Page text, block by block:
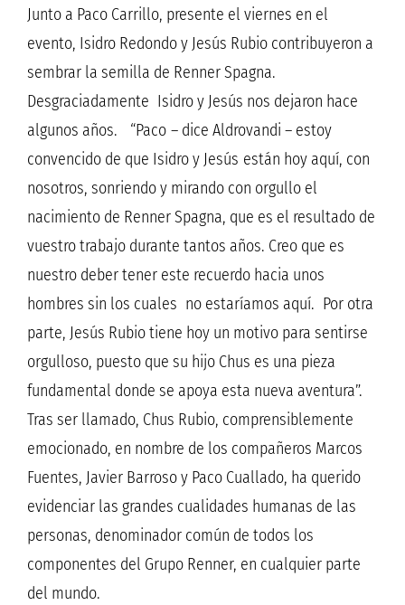
Junto a Paco Carrillo, presente el viernes en el
evento, Isidro Redondo y Jesús Rubio contribuyeron a
sembrar la semilla de Renner Spagna.
Desgraciadamente Isidro y Jesús nos dejaron hace
algunos años. “Paco – dice Aldrovandi – estoy
convencido de que Isidro y Jesús están hoy aquí, con
nosotros, sonriendo y mirando con orgullo el
nacimiento de Renner Spagna, que es el resultado de
vuestro trabajo durante tantos años. Creo que es
nuestro deber tener este recuerdo hacia unos
hombres sin los cuales no estaríamos aquí. Por otra
parte, Jesús Rubio tiene hoy un motivo para sentirse
orgulloso, puesto que su hijo Chus es una pieza
fundamental donde se apoya esta nueva aventura”.
Tras ser llamado, Chus Rubio, comprensiblemente
emocionado, en nombre de los compañeros Marcos
Fuentes, Javier Barroso y Paco Cuallado, ha querido
evidenciar las grandes cualidades humanas de las
personas, denominador común de todos los
componentes del Grupo Renner, en cualquier parte
del mundo.